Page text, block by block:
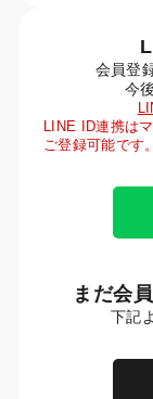
会員登
今
LINE ID連携は
ご登録可能です
まだ会
下記